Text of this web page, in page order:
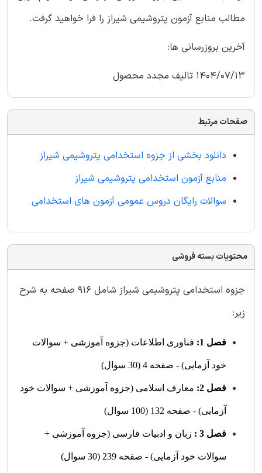
مطالب منابع آزمون پتروشیمی شیراز را فرا خواهید گرفت.
آخرین بروزرسانی ها:
1404/07/13 تالیف مجدد محصول
صفحات مرتبط
دانلود بخشی از جزوه استخدامی پتروشیمی شیراز
منابع آزمون استخدامی پتروشیمی شیراز
سوالات رایگان دروس عمومی آزمون های استخدامی
محتویات بسته فروشی
جزوه استخدامی پتروشیمی شیراز شامل 916 صفحه به شرح
زیر:
فصل 1: فناوری اطلاعات (جزوه آموزشی + سوالات
خود آزمایی) - صفحه 4 (30 سوال)
فصل 2: معارف اسلامی (جزوه آموزشی + سوالات خود
آزمایی) - صفحه 132 (100 سوال)
فصل 3 : زبان و ادبیات فارسی (جزوه آموزشی +
سوالات خود آزمایی) - صفحه 239 (30 سوال)